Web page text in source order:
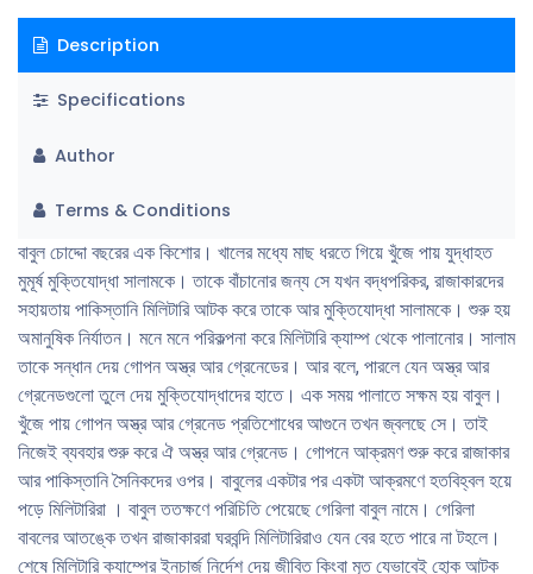
Description
Specifications
Author
Terms & Conditions
বাবুল চোদ্দো বছরের এক কিশাের। খালের মধ্যে মাছ ধরতে গিয়ে খুঁজে পায় যুদ্ধাহত
মুমূর্ষ মুক্তিযােদ্ধা সালামকে। তাকে বাঁচানাের জন্য সে যখন বদ্ধপরিকর, রাজাকারদের
সহায়তায় পাকিস্তানি মিলিটারি আটক করে তাকে আর মুক্তিযােদ্ধা সালামকে। শুরু হয়
অমানুষিক নির্যাতন। মনে মনে পরিকল্পনা করে মিলিটারি ক্যাম্প থেকে পালানাের। সালাম
তাকে সন্ধান দেয় গােপন অস্ত্র আর গ্রেনেডের। আর বলে, পারলে যেন অস্ত্র আর
গ্রেনেডগুলাে তুলে দেয় মুক্তিযােদ্ধাদের হাতে। এক সময় পালাতে সক্ষম হয় বাবুল।
খুঁজে পায় গােপন অস্ত্র আর গ্রেনেড প্রতিশােধের আগুনে তখন জ্বলছে সে। তাই
নিজেই ব্যবহার শুরু করে ঐ অস্ত্র আর গ্রেনেড। গােপনে আক্রমণ শুরু করে রাজাকার
আর পাকিস্তানি সৈনিকদের ওপর। বাবুলের একটার পর একটা আক্রমণে হতবিহ্বল হয়ে
পড়ে মিলিটারিরা । বাবুল ততক্ষণে পরিচিতি পেয়েছে গেরিলা বাবুল নামে। গেরিলা
বাবলের আতঙ্কে তখন রাজাকাররা ঘরবন্দি মিলিটারিরাও যেন বের হতে পারে না টহলে।
শেষে মিলিটারি ক্যাম্পের ইনচার্জ নির্দেশ দেয় জীবিত কিংবা মৃত যেভাবেই হােক আটক